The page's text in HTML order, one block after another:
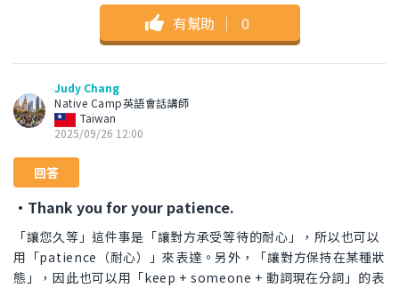
有幫助 ｜ 0
Judy Chang
Native Camp英語會話講師
Taiwan
2025/09/26 12:00
回答
・Thank you for your patience.
「讓您久等」這件事是「讓對方承受等待的耐心」，所以也可以
用「patience（耐心）」來表達。另外，「讓對方保持在某種狀
態」，因此也可以用「keep + someone + 動詞現在分詞」的表